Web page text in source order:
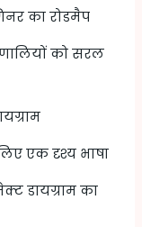
का रोडमैप
को सरल
एक दृश्य भाषा
डायग्राम का